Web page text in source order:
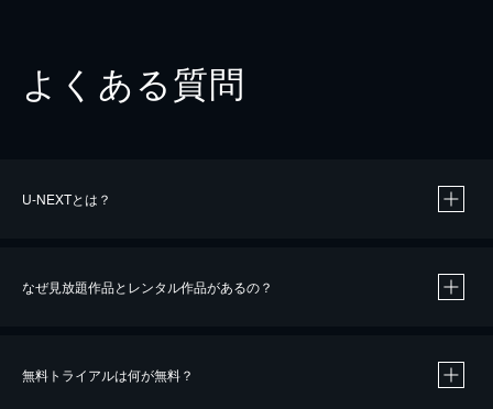
よくある質問
U-NEXTとは？
なぜ見放題作品とレンタル作品があるの？
無料トライアルは何が無料？